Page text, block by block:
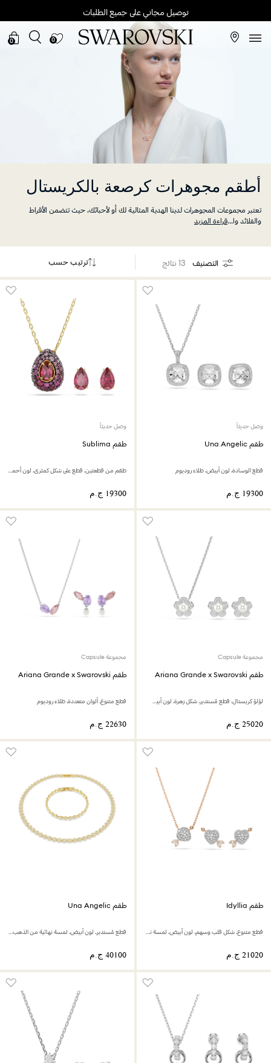
توصيل مجاني على جميع الطلبات
0
0
أطقم مجوهرات كرصعة بالكريستال
تعتبر مجموعات المجوهرات لدينا الهدية المثالية لك أو لأحبائك، حيث تتضمن الأقراط
والقلائد وا...قراءة المزيد
التصنيف 13 نتائج ترتيب حسب
وصل حديثاً
طقم Una Angelic
قطع الوسادة، لون أبيض، طلاء روديوم
وصل حديثاً
طقم Sublima
طقم من قطعتين، قطع على شكل كمثرى، لون أحمر، لمسة نهائية من الذهب عيار 18 قيراط
مجموعة Capsule
طقم Ariana Grande x Swarovski
لؤلؤ كريستال، قطع مُستدير، شكل زهرة، لون أبيض، طلاء روديوم
مجموعة Capsule
طقم Ariana Grande x Swarovski
قطع متنوع، ألوان متعددة، طلاء روديوم
طقم Idyllia
قطع متنوع، شكل قلب وسهم، لون أبيض، لمسة نهائية من الذهب الوردي عيار 18 قيراط
طقم Una Angelic
قطع مُستدير، لون أبيض، لمسة نهائية من الذهب عيار 18 قيراط